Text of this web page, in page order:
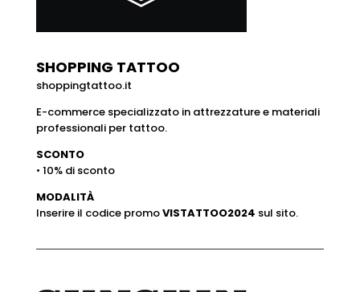
SHOPPING TATTOO
shoppingtattoo.it
E-commerce specializzato in attrezzature e materiali
professionali per tattoo.
SCONTO
• 10% di sconto
MODALITÀ
Inserire il codice promoVISTATTOO2024 sul sito.